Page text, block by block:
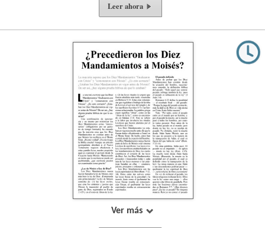
Leer ahora
Ver más